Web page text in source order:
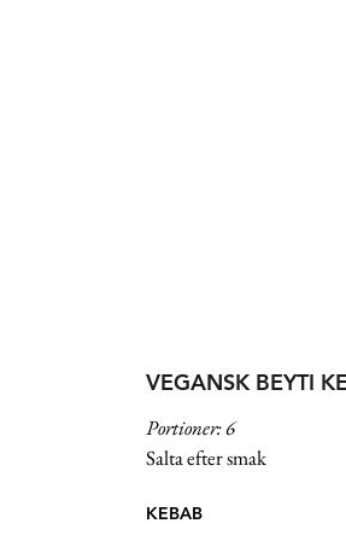
VEGANSK BEYTI
Portioner: 6
Salta efter smak
KEBAB